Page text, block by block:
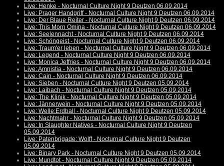
Live: Henke - Nocturnal Culture Night 9 Deutzen 06.09.2014
Live: Prager Handgriff - Nocturnal Culture Night 9 Deutzen 06.09.2014
Live: Der Blaue Reiter - Nocturnal Culture Night 9 Deutzen 06.09.2014
Live: This Morn Omina - Nocturnal Culture Night 9 Deutzen 06.09.2014
Live: Seelennacht - Nocturnal Culture Night 9 Deutzen 06.09.2014
Live: Schöngeist - Nocturnal Culture Night 9 Deutzen 06.09.2014
Live: Traum'er leben - Nocturnal Culture Night 9 Deutzen 06.09.2014
Live: Legend - Nocturnal Culture Night 9 Deutzen 06.09.2014
Live: Monica Jeffries - Nocturnal Culture Night 9 Deutzen 06.09.2014
Live: Amnistia - Nocturnal Culture Night 9 Deutzen 06.09.2014
Live: Cain - Nocturnal Culture Night 9 Deutzen 06.09.2014
Live: Sieben - Nocturnal Culture Night 9 Deutzen 05.09.2014
Live: Laibach - Nocturnal Culture Night 9 Deutzen 05.09.2014
Live: The Klinik - Nocturnal Culture Night 9 Deutzen 05.09.2014
Live: Jännerwein - Nocturnal Culture Night 9 Deutzen 05.09.2014
Live: Welle:Erdball - Nocturnal Culture Night 9 Deutzen 05.09.2014
Live: Nachtmahr - Nocturnal Culture Night 9 Deutzen 05.09.2014
Live: In Slaughter Natives - Nocturnal Culture Night 9 Deutzen
05.09.2014
Live: Patenbrigade: Wolff - Nocturnal Culture Night 9 Deutzen
05.09.2014
Live: Binary Park - Nocturnal Culture Night 9 Deutzen 05.09.2014
Live: Mundtot - Nocturnal Culture Night 9 Deutzen 05.09.2014